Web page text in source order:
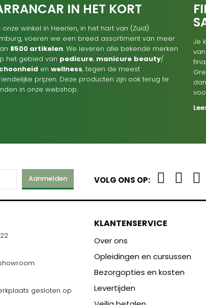
IN HET KORT
onze winkel in Heerlen, in het hart van (Zuid)
voeren we een breed assortiment van meer
8500 artikelen. We leveren alle bekende merken
het gebied van pedicure, manicure beauty/
en wellness, tegen de meest
prijzen. Deze producten zijn ook terug te
in onze webshop.
Je
Aanmelden VOLG ONS OP:
gesloten op
KLANTENSERVICE
Over ons
Opleidingen en cursussen
Bezorgopties en kosten
Levertijden